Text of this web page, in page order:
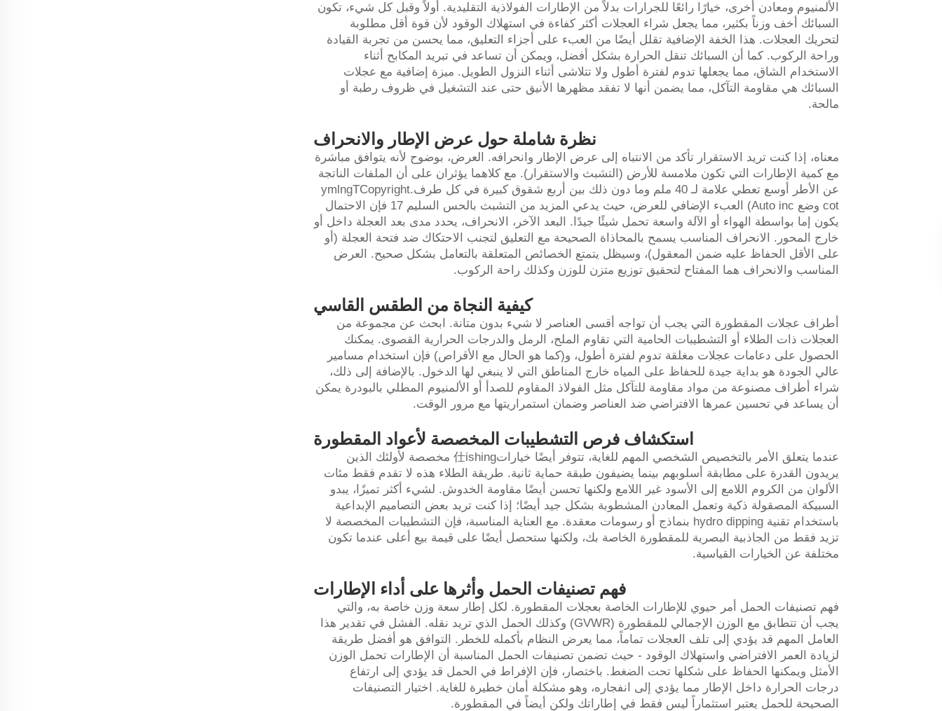
الألمنيوم ومعادن أخرى، خيارًا رائعًا للجرارات بدلاً من الإطارات الفولاذية التقليدية. أولاً وقبل كل شيء، تكون
السبائك أخف وزناً بكثير، مما يجعل شراء العجلات أكثر كفاءة في استهلاك الوقود لأن قوة أقل مطلوبة
لتحريك العجلات. هذا الخفة الإضافية تقلل أيضًا من العبء على أجزاء التعليق، مما يحسن من تجربة القيادة
وراحة الركوب. كما أن السبائك تنقل الحرارة بشكل أفضل، ويمكن أن تساعد في تبريد المكابح أثناء
الاستخدام الشاق، مما يجعلها تدوم لفترة أطول ولا تتلاشى أثناء النزول الطويل. ميزة إضافية مع عجلات
السبائك هي مقاومة التآكل، مما يضمن أنها لا تفقد مظهرها الأنيق حتى عند التشغيل في ظروف رطبة أو
مالحة.
نظرة شاملة حول عرض الإطار والانحراف
معناه، إذا كنت تريد الاستقرار تأكد من الانتباه إلى عرض الإطار وانحرافه. العرض، بوضوح لأنه يتوافق مباشرة
مع كمية الإطارات التي تكون ملامسة للأرض (التشبث والاستقرار). مع كلاهما يؤثران على أن الملفات الناتجة
عن الأطر أوسع تعطي علامة لـ 40 ملم وما دون ذلك بين أربع شقوق كبيرة في كل طرف.ymlngTCopyright
cot وضع Auto inc) العبء الإضافي للعرض، حيث يدعي المزيد من التشبث بالحس السليم 17 فإن الاحتمال
يكون إما بواسطة الهواء أو الآلة واسعة تحمل شيئًا جيدًا. البعد الآخر، الانحراف، يحدد مدى بعد العجلة داخل أو
خارج المحور. الانحراف المناسب يسمح بالمحاذاة الصحيحة مع التعليق لتجنب الاحتكاك ضد فتحة العجلة (أو
على الأقل الحفاظ عليه ضمن المعقول)، وسيظل يتمتع الخصائص المتعلقة بالتعامل بشكل صحيح. العرض
المناسب والانحراف هما المفتاح لتحقيق توزيع متزن للوزن وكذلك راحة الركوب.
كيفية النجاة من الطقس القاسي
أطراف عجلات المقطورة التي يجب أن تواجه أقسى العناصر لا شيء بدون متانة. ابحث عن مجموعة من
العجلات ذات الطلاء أو التشطيبات الحامية التي تقاوم الملح، الرمل والدرجات الحرارية القصوى. يمكنك
الحصول على دعامات عجلات مغلقة تدوم لفترة أطول، و(كما هو الحال مع الأقراص) فإن استخدام مسامير
عالي الجودة هو بداية جيدة للحفاظ على المياه خارج المناطق التي لا ينبغي لها الدخول. بالإضافة إلى ذلك،
شراء أطراف مصنوعة من مواد مقاومة للتآكل مثل الفولاذ المقاوم للصدأ أو الألمنيوم المطلي بالبودرة يمكن
أن يساعد في تحسين عمرها الافتراضي ضد العناصر وضمان استمراريتها مع مرور الوقت.
استكشاف فرص التشطيبات المخصصة لأعواد المقطورة
عندما يتعلق الأمر بالتخصيص الشخصي المهم للغاية، تتوفر أيضًا خيارات仕ishing مخصصة لأولئك الذين
يريدون القدرة على مطابقة أسلوبهم بينما يضيفون طبقة حماية ثانية. طريقة الطلاء هذه لا تقدم فقط مئات
الألوان من الكروم اللامع إلى الأسود غير اللامع ولكنها تحسن أيضًا مقاومة الخدوش. لشيء أكثر تميزًا، يبدو
السبيكة المصقولة ذكية وتعمل المعادن المشطوبة بشكل جيد أيضًا؛ إذا كنت تريد بعض التصاميم الإبداعية
باستخدام تقنية hydro dipping بنماذج أو رسومات معقدة. مع العناية المناسبة، فإن التشطيبات المخصصة لا
تزيد فقط من الجاذبية البصرية للمقطورة الخاصة بك، ولكنها ستحصل أيضًا على قيمة بيع أعلى عندما تكون
مختلفة عن الخيارات القياسية.
فهم تصنيفات الحمل وأثرها على أداء الإطارات
فهم تصنيفات الحمل أمر حيوي للإطارات الخاصة بعجلات المقطورة. لكل إطار سعة وزن خاصة به، والتي
يجب أن تتطابق مع الوزن الإجمالي للمقطورة (GVWR) وكذلك الحمل الذي تريد نقله. الفشل في تقدير هذا
العامل المهم قد يؤدي إلى تلف العجلات تماماً، مما يعرض النظام بأكمله للخطر. التوافق هو أفضل طريقة
لزيادة العمر الافتراضي واستهلاك الوقود - حيث تضمن تصنيفات الحمل المناسبة أن الإطارات تحمل الوزن
الأمثل ويمكنها الحفاظ على شكلها تحت الضغط. باختصار، فإن الإفراط في الحمل قد يؤدي إلى ارتفاع
درجات الحرارة داخل الإطار مما يؤدي إلى انفجاره، وهو مشكلة أمان خطيرة للغاية. اختيار التصنيفات
الصحيحة للحمل يعتبر استثماراً ليس فقط في إطاراتك ولكن أيضاً في المقطورة.